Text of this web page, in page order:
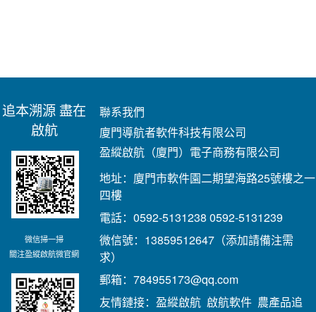
追本溯源 盡在
啟航
微信掃一掃
關注盈縱啟航微官網
聯系我們
廈門導航者軟件科技有限公司
盈縱啟航（廈門）電子商務有限公司
地址：廈門市軟件園二期望海路25號樓之一
四樓
電話：0592-5131238 0592-5131239
微信號：13859512647（添加請備注需
求）
郵箱：784955173@qq.com
友情鏈接：盈縱啟航 啟航軟件 農產品追